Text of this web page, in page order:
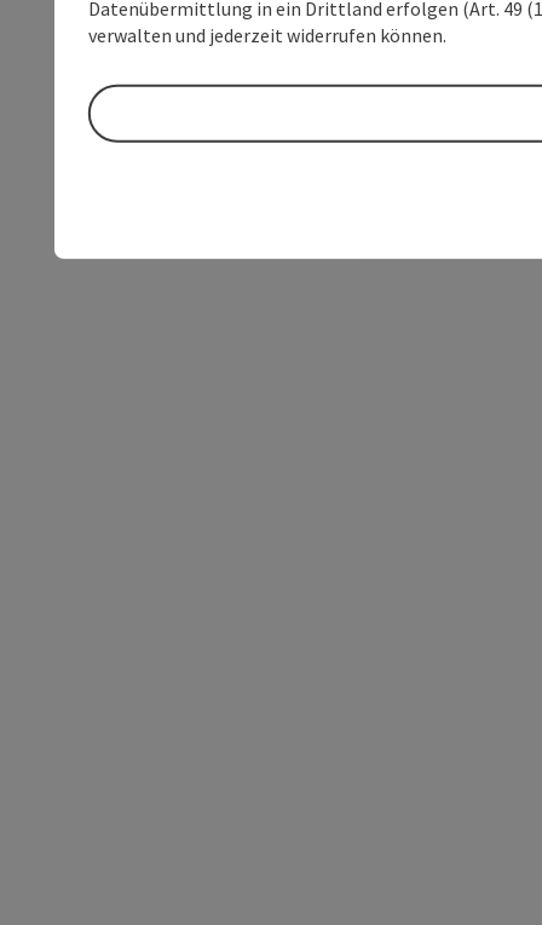
Datenübermittlung in ein Drittland erfolgen (Art. 49
verwalten und jederzeit widerrufen können.